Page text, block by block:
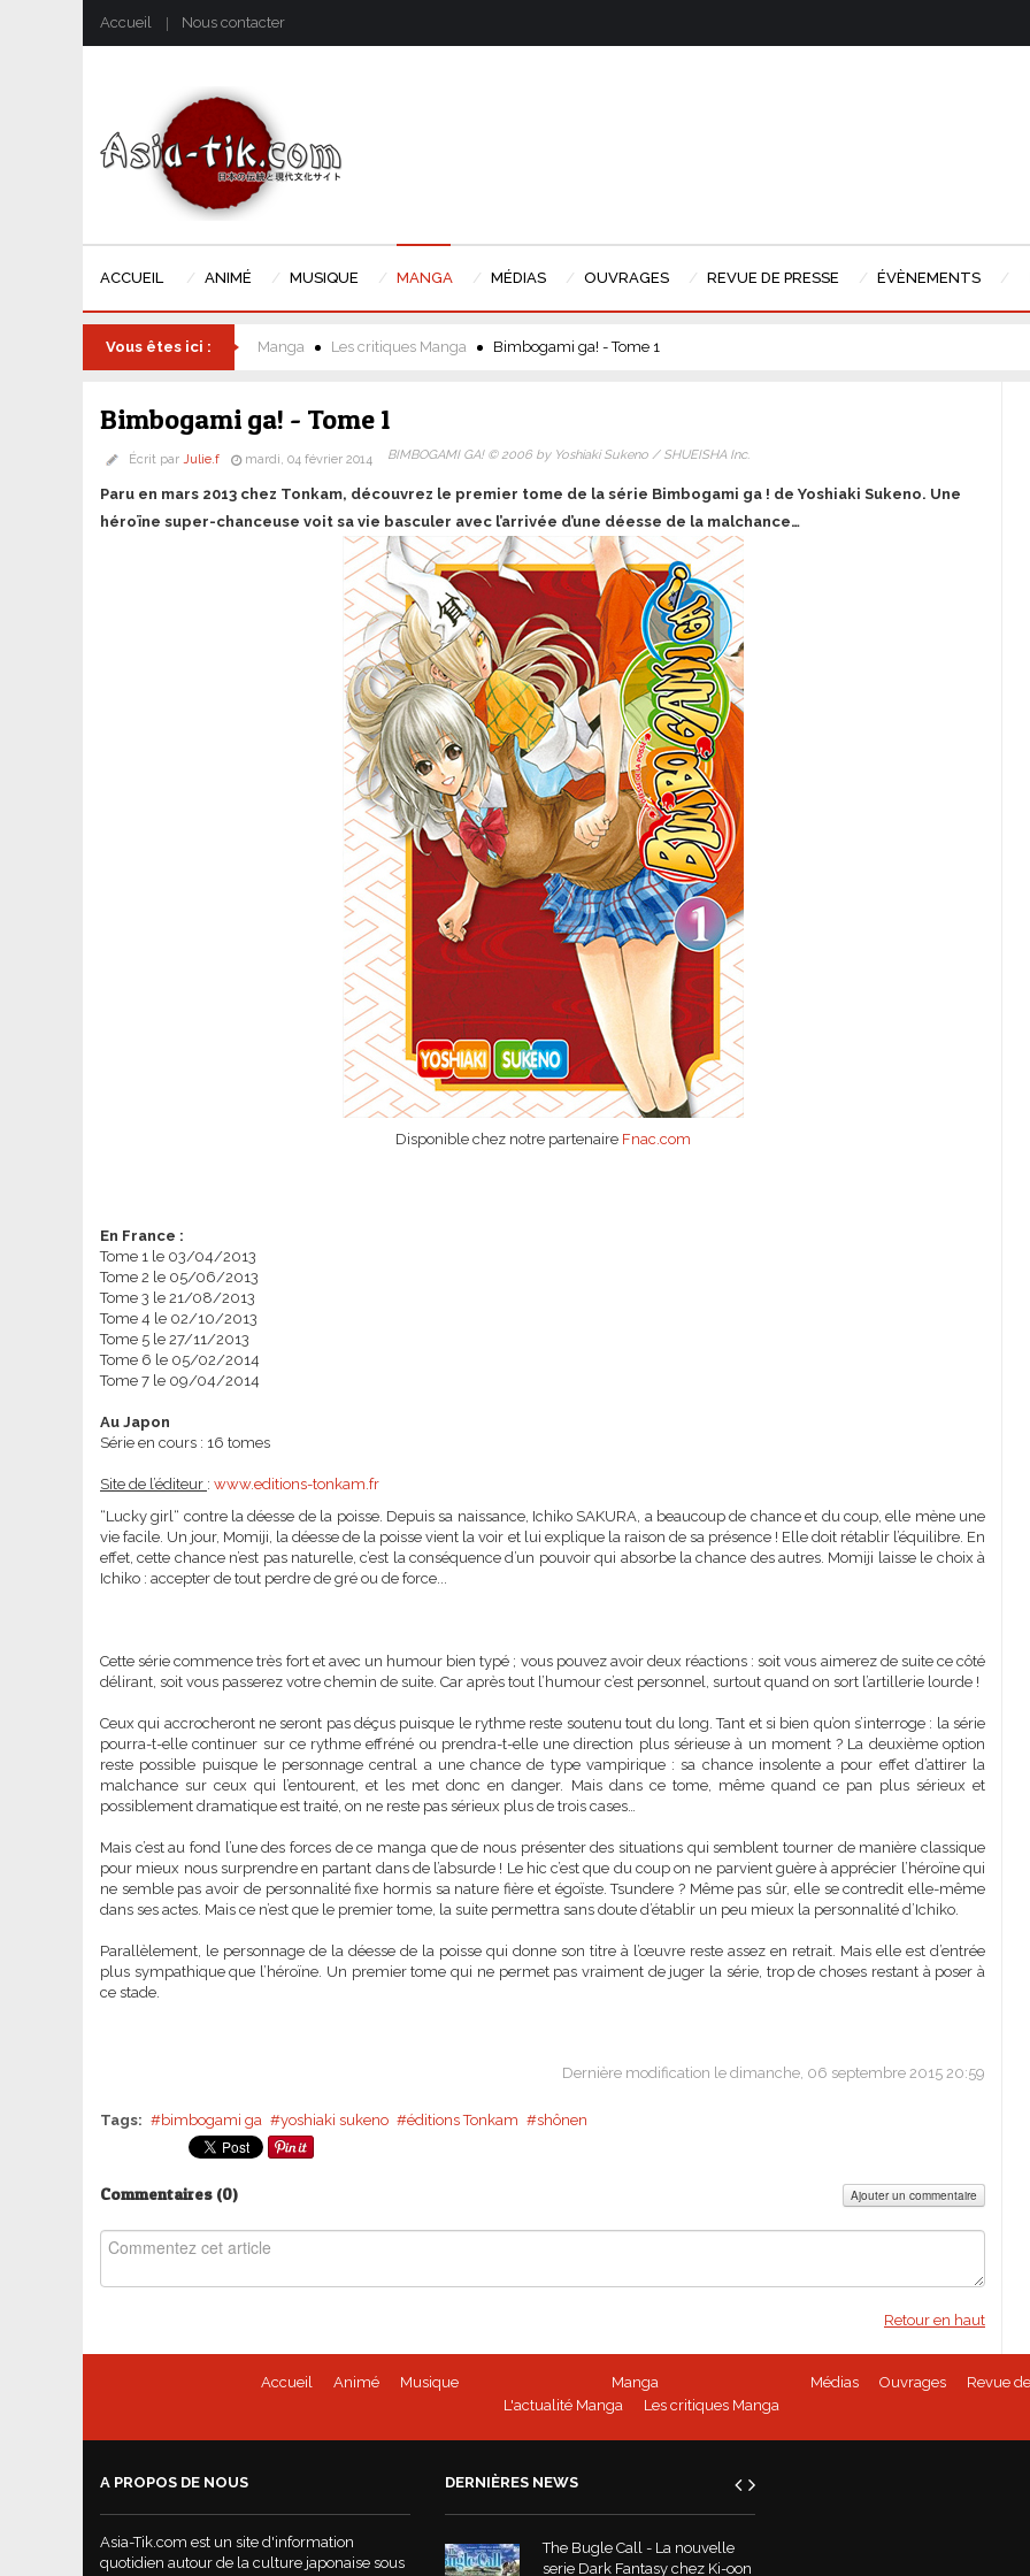
Accueil Nous contacter
ACCUEIL ANIMÉ MUSIQUE MANGA MÉDIAS OUVRAGES REVUE DE PRESSE ÉVÈNEMENTS
Vous êtes ici : Manga Les critiques Manga Bimbogami ga! - Tome 1
Bimbogami ga! - Tome 1
Écrit par Julie.f mardi, 04 février 2014 BIMBOGAMI GA! © 2006 by Yoshiaki Sukeno / SHUEISHA Inc.
Paru en mars 2013 chez Tonkam, découvrez le premier tome de la série Bimbogami ga ! de Yoshiaki Sukeno. Une
héroïne super-chanceuse voit sa vie basculer avec l’arrivée d’une déesse de la malchance…
Disponible chez notre partenaire Fnac.com
En France :
Tome 1 le 03/04/2013
Tome 2 le 05/06/2013
Tome 3 le 21/08/2013
Tome 4 le 02/10/2013
Tome 5 le 27/11/2013
Tome 6 le 05/02/2014
Tome 7 le 09/04/2014
Au Japon
Série en cours : 16 tomes
Site de l’éditeur : www.editions-tonkam.fr
“Lucky girl“ contre la déesse de la poisse. Depuis sa naissance, Ichiko SAKURA, a beaucoup de chance et du coup, elle mène une
vie facile. Un jour, Momiji, la déesse de la poisse vient la voir et lui explique la raison de sa présence ! Elle doit rétablir l’équilibre. En
effet, cette chance n’est pas naturelle, c’est la conséquence d’un pouvoir qui absorbe la chance des autres. Momiji laisse le choix à
Ichiko : accepter de tout perdre de gré ou de force...
Cette série commence très fort et avec un humour bien typé ; vous pouvez avoir deux réactions : soit vous aimerez de suite ce côté
délirant, soit vous passerez votre chemin de suite. Car après tout l’humour c’est personnel, surtout quand on sort l’artillerie lourde !
Ceux qui accrocheront ne seront pas déçus puisque le rythme reste soutenu tout du long. Tant et si bien qu’on s’interroge : la série
pourra-t-elle continuer sur ce rythme effréné ou prendra-t-elle une direction plus sérieuse à un moment ? La deuxième option
reste possible puisque le personnage central a une chance de type vampirique : sa chance insolente a pour effet d’attirer la
malchance sur ceux qui l’entourent, et les met donc en danger. Mais dans ce tome, même quand ce pan plus sérieux et
possiblement dramatique est traité, on ne reste pas sérieux plus de trois cases…
Mais c’est au fond l’une des forces de ce manga que de nous présenter des situations qui semblent tourner de manière classique
pour mieux nous surprendre en partant dans de l’absurde ! Le hic c’est que du coup on ne parvient guère à apprécier l’héroïne qui
ne semble pas avoir de personnalité fixe hormis sa nature fière et égoïste. Tsundere ? Même pas sûr, elle se contredit elle-même
dans ses actes. Mais ce n’est que le premier tome, la suite permettra sans doute d’établir un peu mieux la personnalité d’Ichiko.
Parallèlement, le personnage de la déesse de la poisse qui donne son titre à l’œuvre reste assez en retrait. Mais elle est d’entrée
plus sympathique que l’héroïne. Un premier tome qui ne permet pas vraiment de juger la série, trop de choses restant à poser à
ce stade.
Dernière modification le dimanche, 06 septembre 2015 20:59
Tags: bimbogami ga yoshiaki sukeno éditions Tonkam shônen
Commentaires (0) Ajouter un commentaire
Retour en haut
Accueil Animé Musique
Manga
L'actualité Manga
Les critiques Manga
Médias Ouvrages Revue
A PROPOS DE NOUS
Asia-Tik.com est un site d'information
quotidien autour de la culture japonaise sous
DERNIÈRES NEWS
The Bugle Call - La nouvelle
serie Dark Fantasy chez Ki-oon